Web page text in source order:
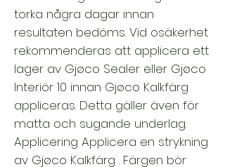
torka några dagar innan
resultaten bedöms. Vid osäkerhet
rekommenderas att applicera ett
lager av Gjøco Sealer eller Gjøco
Interiör 10 innan Gjøco Kalkfärg
appliceras. Detta gäller även för
matta och sugande underlag.
Applicering Applicera en strykning
av Gjøco Kalkfärg . Färgen bör